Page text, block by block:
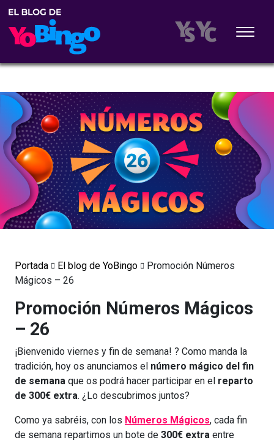
Portada El blog de YoBingo
Promoción Números
Mágicos – 26
Promoción Números Mágicos
– 26
¡Bienvenido viernes y fin de semana! ? Como manda la
tradición, hoy os anunciamos el número mágico del fin
de semana que os podrá hacer participar en el reparto
de 300€ extra. ¿Lo descubrimos juntos?
Como ya sabréis, con los Números Mágicos, cada fin
de semana repartimos un bote de 300€ extra entre